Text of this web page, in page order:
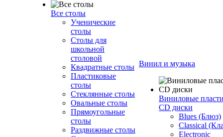
Все столы
Ученические
столы
Столы для
школьной
столовой
Квадратные столы
Пластиковые
столы
Стеклянные столы
Овальные столы
Прямоугольные
столы
Раздвижные столы
Винил и музыка
Виниловые
CD диски
Blues (Блюз)
Classical
Electronic